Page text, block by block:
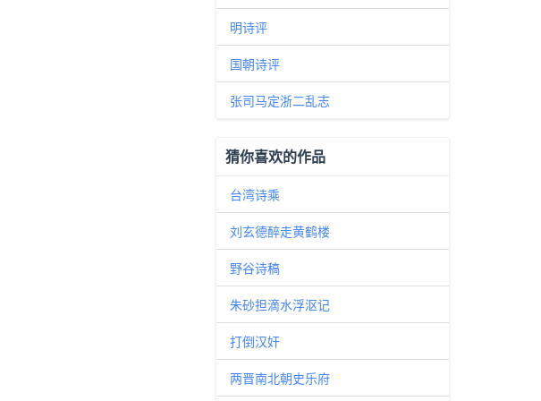
明诗评
国朝诗评
张司马定浙二乱志
猜你喜欢的作品
台湾诗乘
刘玄德醉走黄鹤楼
野谷诗稿
朱砂担滴水浮沤记
打倒汉奸
两晋南北朝史乐府